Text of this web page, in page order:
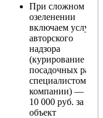
При сложном
озеленении
включаем услугу
авторского
надзора
(курирование
посадочных работ
специалистом
компании) — от
10 000 руб. за
объект